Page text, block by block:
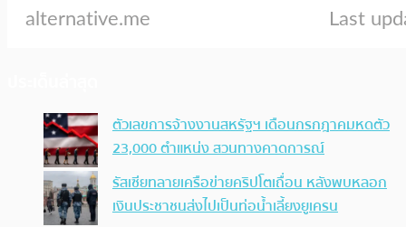
ตัวเลขการจ้างงานสหรัฐฯ เดือนกรกฎาคมหดตัว
23,000 ตำแหน่ง สวนทางคาดการณ์
รัสเซียทลายเครือข่ายคริปโตเถื่อน หลังพบหลอก
เงินประชาชนส่งไปเป็นท่อน้ำเลี้ยงยูเครน